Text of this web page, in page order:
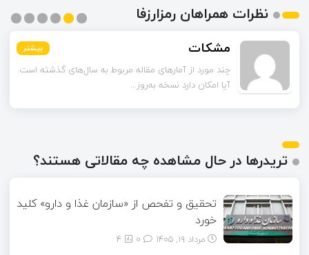
نظرات همراهان رمزارزفا
بیشتر مشکات بیشتر
چند مورد از آمارهای مقاله مربوط به سال‌های گذشته است.
آیا امکان دارد نسخه به‌روز...
بیشتر
بیشتر
بیشتر
بیشتر
تریدرها در حال مشاهده چه مقالاتی هستند؟
تحقیق و تفحص از «سازمان غذا و دارو» کلید
خورد
مرداد ۱۹, ۱۴۰۵ 4